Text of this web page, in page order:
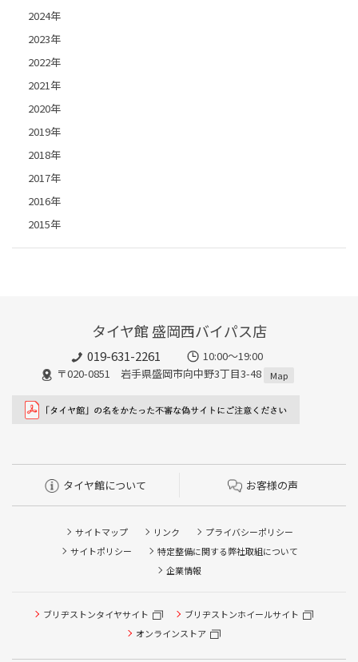
2024年
2023年
2022年
2021年
2020年
2019年
2018年
2017年
2016年
2015年
タイヤ館 盛岡西バイパス店
019-631-2261
10:00～19:00
〒020-0851 岩手県盛岡市向中野3丁目3-48
Map
タイヤ館について お客様の声
サイトマップ リンク
プライバシーポリシー
サイトポリシー
特定整備に関する弊社取組について
企業情報
ブリヂストンタイヤサイト
ブリヂストンホイールサイト
オンラインストア